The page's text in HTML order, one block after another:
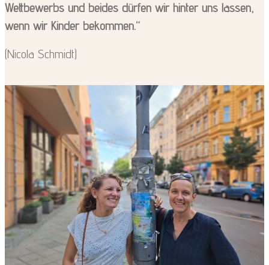
Wettbewerbs und beides dürfen wir hinter uns lassen,
wenn wir Kinder bekommen.“
(Nicola Schmidt)